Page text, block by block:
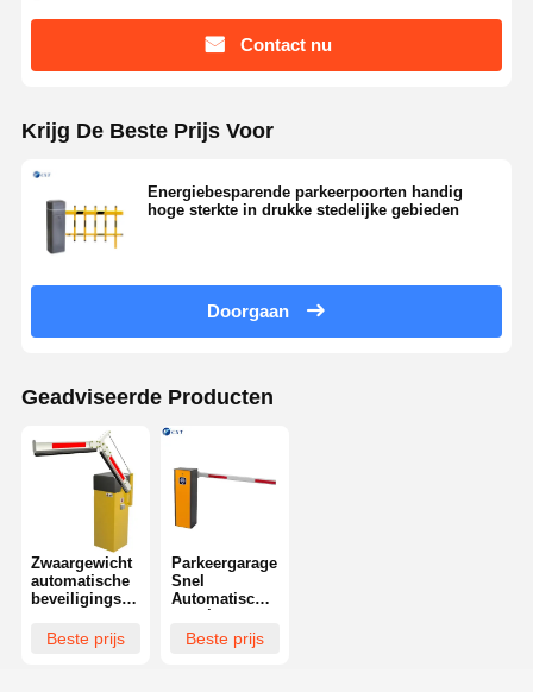
Contact nu
Krijg De Beste Prijs Voor
Energiebesparende parkeerpoorten handig
hoge sterkte in drukke stedelijke gebieden
Doorgaan
Geadviseerde Producten
Zwaargewicht
automatische
beveiligingspoortarm
armbarrière
voor parkeren
Beste prijs
Parkeergarage
Snel
Automatische
Duurzaam
Hoog efficiënt
Beste prijs